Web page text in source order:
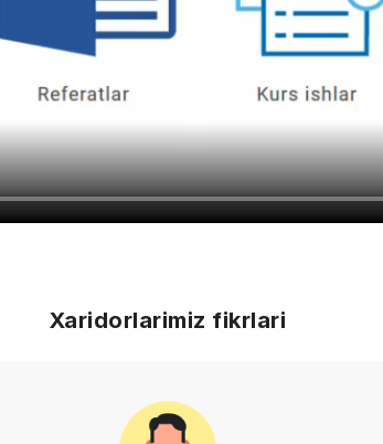
Xaridorlarimiz fikrlari